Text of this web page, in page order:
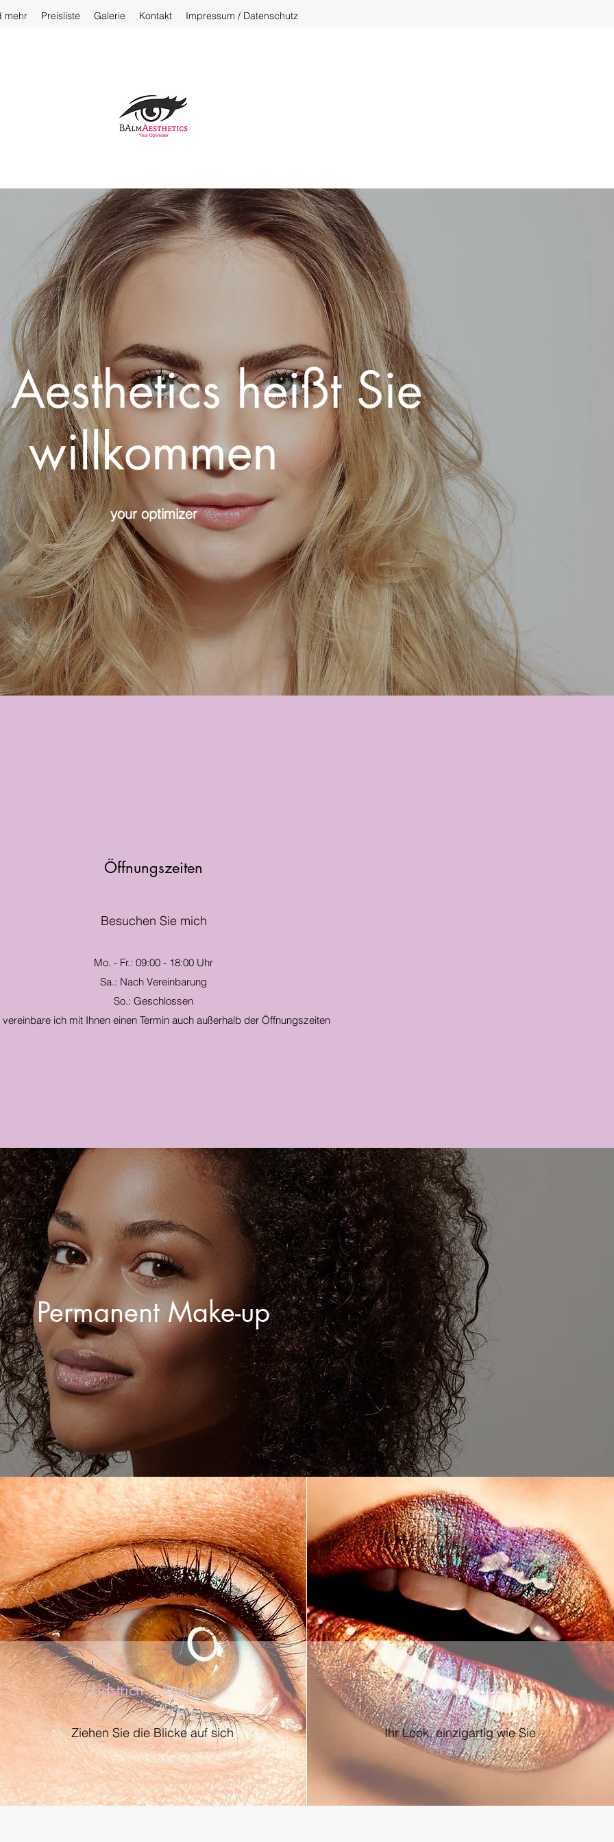
mehr Preisliste Galerie Kontakt Impressum / Datenschutz
heißt Sie
willkommen
your optimizer
Öffnungszeiten
Besuchen Sie mich
Mo. - Fr.: 09:00 - 18:00 Uhr
Sa.: Nach Vereinbarung
So.: Geschlossen
ich mit Ihnen einen Termin auch außerhalb der Öffnungszeiten
Permanent Make-up
Lidstrich / Eyeliner
Ziehen Sie die Blicke auf sich
Lippen / Lips
Ihr Look, einzigartig wie Sie